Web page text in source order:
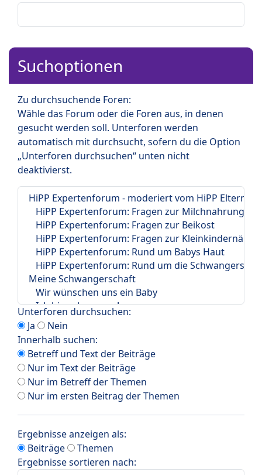
Suchoptionen
Zu durchsuchende Foren:
Wähle das Forum oder die Foren aus, in denen
gesucht werden soll. Unterforen werden
automatisch mit durchsucht, sofern du die Option
„Unterforen durchsuchen“ unten nicht
deaktivierst.
Unterforen durchsuchen:
Ja
Nein
Innerhalb suchen:
Betreff und Text der Beiträge
Nur im Text der Beiträge
Nur im Betreff der Themen
Nur im ersten Beitrag der Themen
Ergebnisse anzeigen als:
Beiträge
Themen
Ergebnisse sortieren nach: